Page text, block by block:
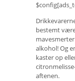
bestemt
alkohol! Og
kaster op
aftenen.